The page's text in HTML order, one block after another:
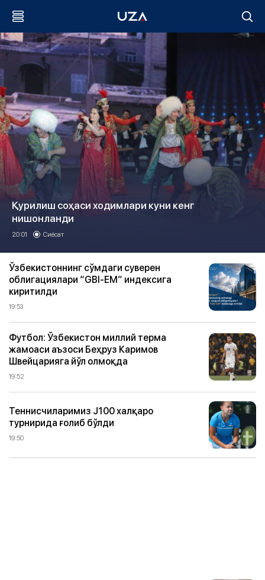
Қурилиш соҳаси ходимлари куни кенг
нишонланди
20:01 Сиёсат
Ўзбекистоннинг сўмдаги суверен
облигациялари “GBI-EM” индексига
киритилди
19:53
Футбол: Ўзбекистон миллий терма
жамоаси аъзоси Беҳруз Каримов
Швейцарияга йўл олмоқда
19:52
Теннисчиларимиз J100 халқаро
турнирида ғолиб бўлди
19:50